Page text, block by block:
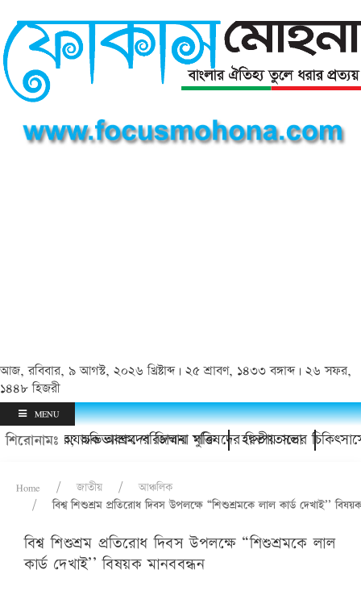
আজ, রবিবার, ৯ আগস্ট, ২০২৬ খ্রিষ্টাব্দ | ২৫ শ্রাবণ, ১৪৩৩ বঙ্গাব্দ | ২৬ সফর,
১৪৪৮ হিজরী
MENU
শিরোনামঃ
থানায়; অভিভাবকদের জিম্মায় মুক্তি হাসপাতালের
চাঁদপুর অযাচক আশ্রম পরিচালনা পরিষদের দ্বিতীয় সভা
Home জাতীয়
আঞ্চলিক
বিশ্ব শিশুশ্রম প্রতিরোধ দিবস উপলক্ষে “শিশুশ্রমকে লাল কার্ড দেখাই’’
বিশ্ব শিশুশ্রম প্রতিরোধ দিবস উপলক্ষে “শিশুশ্রমকে লাল
কার্ড দেখাই’’ বিষয়ক মানববন্ধন